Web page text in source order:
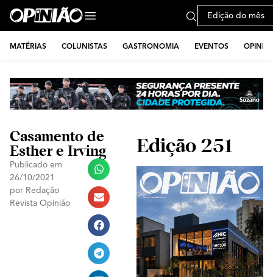
Edição do mês
MATÉRIAS COLUNISTAS GASTRONOMIA EVENTOS
Casamento de
Esther e Irving
Publicado em
26/10/2021
por Redação
Revista Opinião
Edição 251